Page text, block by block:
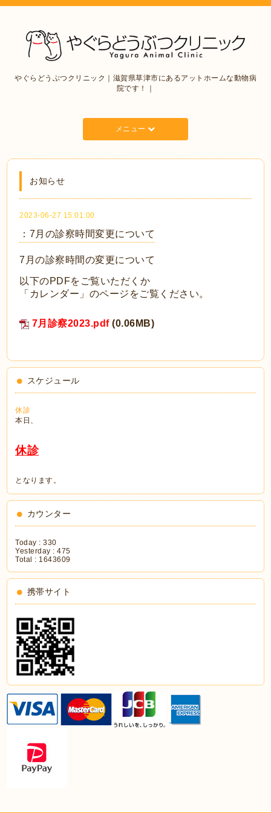
やぐらどうぶつクリニック｜滋賀県草津市にあるアットホームな動物病
院です！｜
メニュー
お知らせ
2023-06-27 15:01:00
：7月の診察時間変更について
7月の診察時間の変更について
以下のPDFをご覧いただくか
「カレンダー」のページをご覧ください。
7月診察2023.pdf(0.06MB)
スケジュール
休診
本日、
休診
となります。
カウンター
Today :330
Yesterday :475
Total : 1643609
携帯サイト